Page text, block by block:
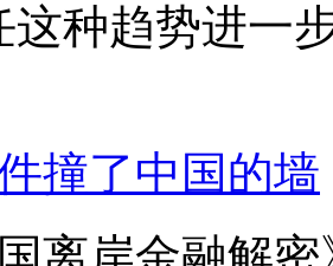
这种趋势进一
撞了中国的墙